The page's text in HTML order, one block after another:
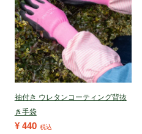
袖付き ウレタンコーティング背抜
き手袋
¥440 税込